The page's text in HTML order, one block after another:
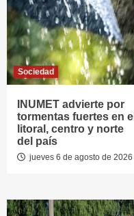
Sociedad
INUMET advierte por
tormentas fuertes en el
litoral, centro y norte
del país
jueves 6 de agosto de 2026